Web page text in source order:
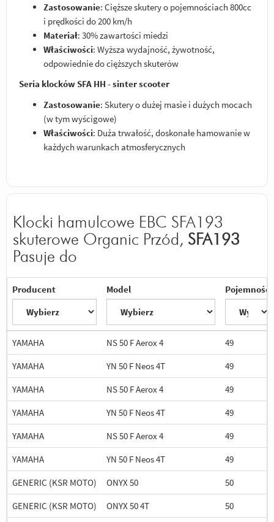
Zastosowanie: Cięższe skutery o pojemnościach 800cc
i prędkości do 200 km/h
Materiał: 30% zawartości miedzi
Właściwości: Wyższa wydajność, żywotność,
odpowiednie do cięższych skuterów
Seria klocków SFA HH - sinter scooter
Zastosowanie: Skutery o dużej masie i dużych mocach
(w tym wyścigowe)
Właściwości: Duża trwałość, doskonałe hamowanie w
każdych warunkach atmosferycznych
Klocki hamulcowe EBC SFA193
skuterowe Organic Przód, SFA193
Pasuje do
Producent Model Pojemność
YAMAHA NS 50 F Aerox 4
49
YAMAHA
YN 50 F Neos 4T
49
YAMAHA
NS 50 F Aerox 4
49
YAMAHA
YN 50 F Neos 4T
49
YAMAHA
NS 50 F Aerox 4
49
YAMAHA
YN 50 F Neos 4T
49
GENERIC (KSR MOTO)
ONYX 50
50
GENERIC (KSR MOTO)
ONYX 50 4T
50